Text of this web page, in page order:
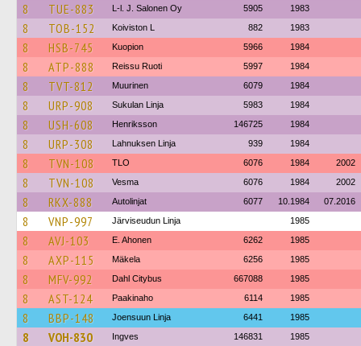
8 TUE-883 L-l. J. Salonen Oy 5905 1983
8 TOB-152 Koiviston L 882 1983
8 HSB-745 Kuopion 5966 1984
8 ATP-888 Reissu Ruoti 5997 1984
8 TVT-812 Muurinen 6079 1984
8 URP-908 Sukulan Linja 5983 1984
8 USH-608 Henriksson 146725 1984
8 URP-308 Lahnuksen Linja 939 1984
8 TVN-108 TLO 6076 1984 2002
8 TVN-108 Vesma 6076 1984 2002
8 RKX-888 Autolinjat 6077 10.1984 07.2016
8 VNP-997 Järviseudun Linja 1985
8 AVJ-103 E. Ahonen 6262 1985
8 AXP-115 Mäkela 6256 1985
8 MFV-992 Dahl Citybus 667088 1985
8 AST-124 Paakinaho 6114 1985
8 BBP-148 Joensuun Linja 6441 1985
8 VOH-830 Ingves 146831 1985